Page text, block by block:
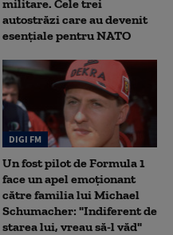
militare. Cele trei
autostrăzi care au devenit
esențiale pentru NATO
DIGI FM
Un fost pilot de Formula 1
face un apel emoționant
către familia lui Michael
Schumacher: "Indiferent de
starea lui, vreau să-l văd"